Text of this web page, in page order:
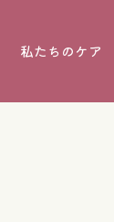
私たちのケア